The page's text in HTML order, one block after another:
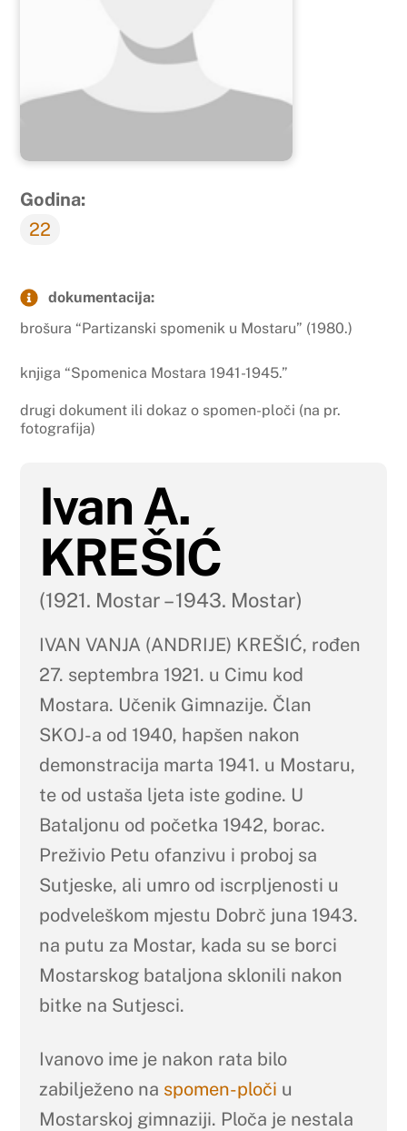
Godina:
22
dokumentacija:
brošura “Partizanski spomenik u Mostaru” (1980.)
knjiga “Spomenica Mostara 1941-1945.”
drugi dokument ili dokaz o spomen-ploči (na pr.
fotografija)
Ivan A.
KREŠIĆ
(1921. Mostar – 1943. Mostar)
IVAN VANJA (ANDRIJE) KREŠIĆ, rođen
27. septembra 1921. u Cimu kod
Mostara. Učenik Gimnazije. Član
SKOJ-a od 1940, hapšen nakon
demonstracija marta 1941. u Mostaru,
te od ustaša ljeta iste godine. U
Bataljonu od početka 1942, borac.
Preživio Petu ofanzivu i proboj sa
Sutjeske, ali umro od iscrpljenosti u
podveleškom mjestu Dobrč juna 1943.
na putu za Mostar, kada su se borci
Mostarskog bataljona sklonili nakon
bitke na Sutjesci.
Ivanovo ime je nakon rata bilo
zabilježeno na spomen-ploči u
Mostarskoj gimnaziji. Ploča je nestala